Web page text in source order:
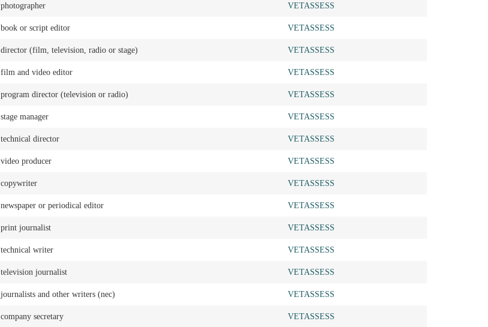
photographer VETASSESS
book or script editor VETASSESS
director (film, television, radio or stage) VETASSESS
film and video editor VETASSESS
program director (television or radio) VETASSESS
stage manager VETASSESS
technical director VETASSESS
video producer VETASSESS
copywriter VETASSESS
newspaper or periodical editor VETASSESS
print journalist VETASSESS
technical writer VETASSESS
television journalist VETASSESS
journalists and other writers (nec) VETASSESS
company secretary VETASSESS